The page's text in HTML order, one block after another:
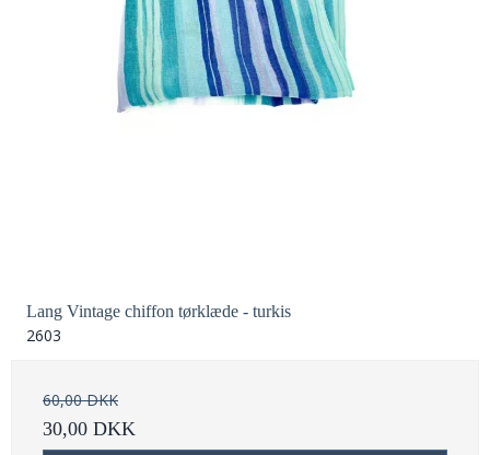
Lang Vintage chiffon tørklæde - turkis
2603
60,00 DKK
30,00 DKK